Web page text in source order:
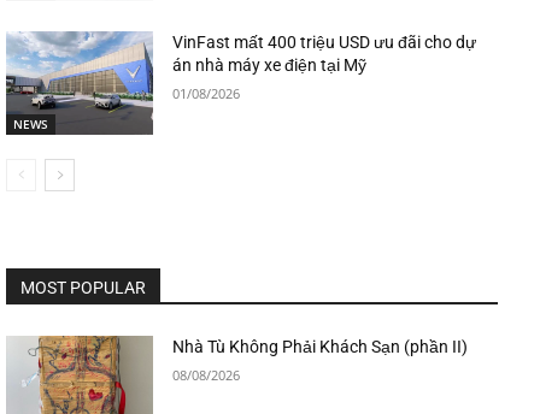
NEWS
VinFast mất 400 triệu USD ưu đãi cho dự
án nhà máy xe điện tại Mỹ
01/08/2026
MOST POPULAR
Nhà Tù Không Phải Khách Sạn (phần II)
08/08/2026